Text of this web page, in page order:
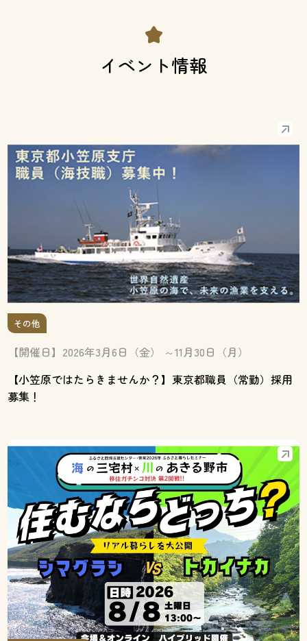
イベント情報
その他
【開催日】2026年3月6日（金） ～11月30日（月）
【小笠原ではたらきませんか？】東京都職員（常勤）採用
募集！